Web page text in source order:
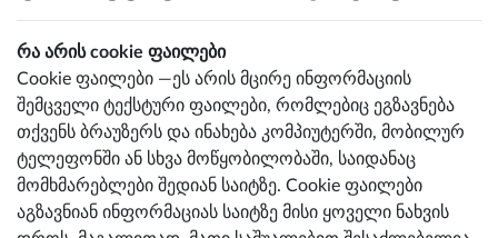
რა არის cookie ფაილები
Cookie ფაილები —ეს არის მცირე ინფორმაციის
შემცველი ტექსტური ფაილები, რომლებიც ეგზავნება
თქვენს ბრაუზერს და ინახება კომპიუტერში, მობილურ
ტელეფონში ან სხვა მოწყობილობაში, საიდანაც
მომხმარებლები შედიან საიტზე. Cookie ფაილები
აგზავნიან ინფორმაციას საიტზე მისი ყოველი ნახვის